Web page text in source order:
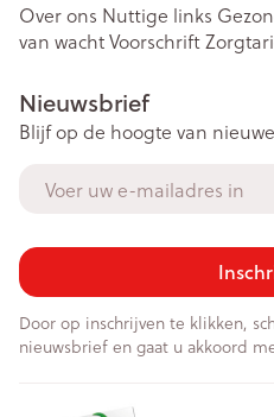
Over ons Nuttige links
van wachtVoorschrift
Nieuwsbrief
Blijf op de hoogte van
Door op inschrijven te klikken,
nieuwsbrief en gaat u akkoord